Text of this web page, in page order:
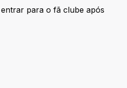
para o fã clube após